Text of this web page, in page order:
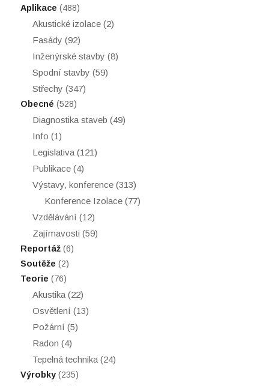
Aplikace (488)
Akustické izolace(2)
Fasády (92)
Inženýrské stavby (8)
Spodní stavby (59)
Střechy (347)
Obecné (528)
Diagnostika staveb (49)
Info (1)
Legislativa(121)
Publikace(4)
Výstavy, konference(313)
Konference Izolace(77)
Vzdělávání (12)
Zajímavosti (59)
Reportáž(6)
Soutěže (2)
Teorie (76)
Akustika(22)
Osvětlení (13)
Požární (5)
Radon (4)
Tepelná technika(24)
Výrobky(235)